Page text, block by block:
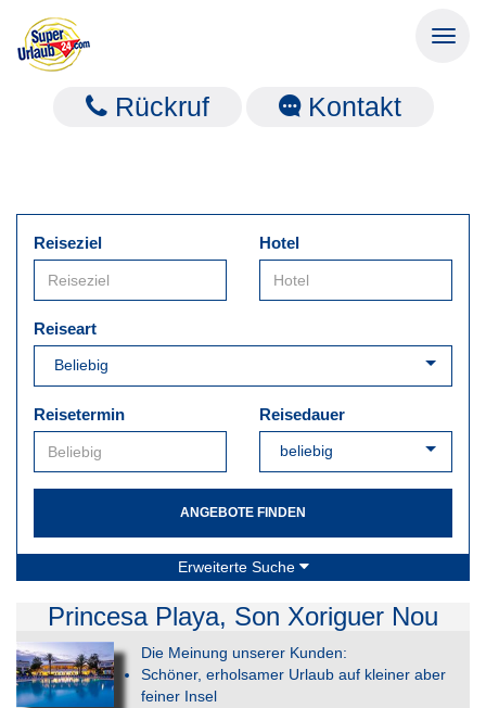
Toggle
Rückruf Kontakt
Reiseziel Hotel
Reiseart
Reisetermin Reisedauer
ANGEBOTE FINDEN
Erweiterte Suche
Princesa Playa, Son Xoriguer Nou
Die Meinung unserer Kunden:
Schöner, erholsamer Urlaub auf kleiner aber
feiner Insel